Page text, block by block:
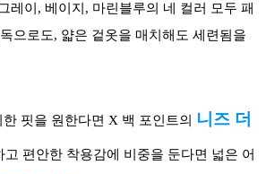
레이, 베이지, 마린블루의 네 컬러 모두 패
으로도, 얇은 겉옷을 매치해도 세련됨을
핏을 원한다면 X 백 포인트의
니즈 더
고 편안한 착용감에 비중을 둔다면 넓은 어